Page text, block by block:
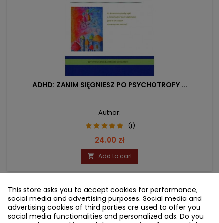
ADHD: ZANIM SIĘGNIESZ PO PSYCHOTROPY ...
Author:
(1)
Price
24.00 zł
 Add to cart
- 10.10 zł
favorite_border
This store asks you to accept cookies for performance,
social media and advertising purposes. Social media and
advertising cookies of third parties are used to offer you
social media functionalities and personalized ads. Do you